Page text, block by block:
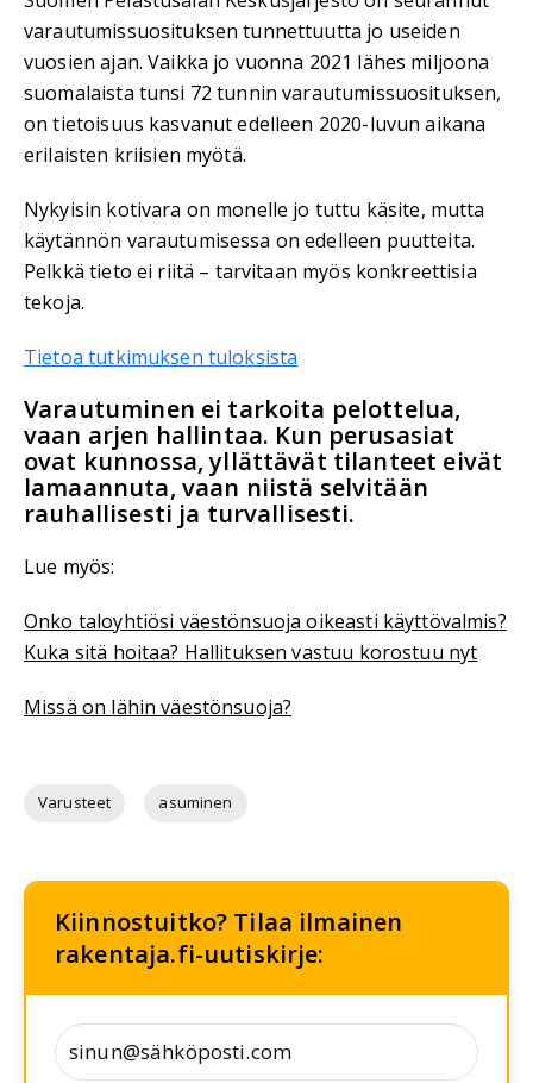
varautumissuosituksen tunnettuutta jo useiden
vuosien ajan. Vaikka jo vuonna 2021 lähes miljoona
suomalaista tunsi 72 tunnin varautumissuosituksen,
on tietoisuus kasvanut edelleen 2020-luvun aikana
erilaisten kriisien myötä.
Nykyisin kotivara on monelle jo tuttu käsite, mutta
käytännön varautumisessa on edelleen puutteita.
Pelkkä tieto ei riitä – tarvitaan myös konkreettisia
tekoja.
Tietoa tutkimuksen tuloksista
Varautuminen ei tarkoita pelottelua,
vaan arjen hallintaa. Kun perusasiat
ovat kunnossa, yllättävät tilanteet eivät
lamaannuta, vaan niistä selvitään
rauhallisesti ja turvallisesti.
Lue myös:
Onko taloyhtiösi väestönsuoja oikeasti käyttövalmis?
Kuka sitä hoitaa? Hallituksen vastuu korostuu nyt
Missä on lähin väestönsuoja?
Varusteet asuminen
Kiinnostuitko? Tilaa ilmainen
rakentaja.fi-uutiskirje: